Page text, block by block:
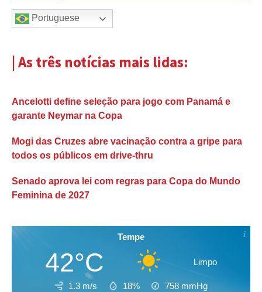
Portuguese
| As três notícias mais lidas:
Ancelotti define seleção para jogo com Panamá e
garante Neymar na Copa
Mogi das Cruzes abre vacinação contra a gripe para
todos os públicos em drive-thru
Senado aprova lei com regras para Copa do Mundo
Feminina de 2027
Tempe
42°C Limpo
1.3 m/s 18% 758 mmHg